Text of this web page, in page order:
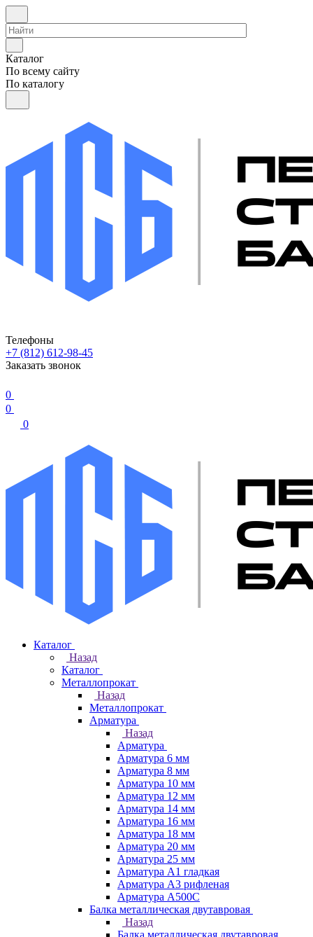
Каталог
По всему сайту
По каталогу
Телефоны
+7 (812) 612-98-45
Заказать звонок
0
0
0
Каталог
Назад
Каталог
Металлопрокат
Назад
Металлопрокат
Арматура
Назад
Арматура
Арматура 6 мм
Арматура 8 мм
Арматура 10 мм
Арматура 12 мм
Арматура 14 мм
Арматура 16 мм
Арматура 18 мм
Арматура 20 мм
Арматура 25 мм
Арматура А1 гладкая
Арматура А3 рифленая
Арматура А500С
Балка металлическая двутавровая
Назад
Балка металлическая двутавровая